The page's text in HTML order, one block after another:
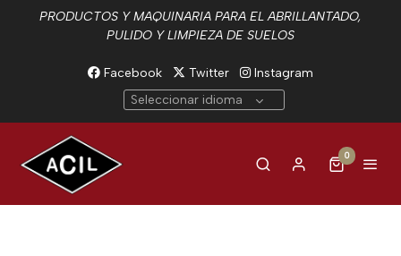
PRODUCTOS Y MAQUINARIA PARA EL ABRILLANTADO,
PULIDO Y LIMPIEZA DE SUELOS
Facebook Twitter
Instagram
Seleccionar idioma
0